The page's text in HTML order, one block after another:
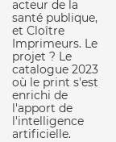
acteur de la
santé publique,
et Cloître
Imprimeurs. Le
projet ? Le
catalogue 2023
où le print s'est
enrichi de
l'apport de
l'intelligence
artificielle.